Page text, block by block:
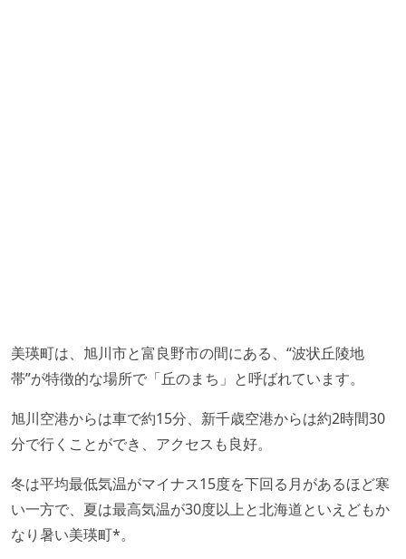
美瑛町は、旭川市と富良野市の間にある、“波状丘陵地
帯”が特徴的な場所で「丘のまち」と呼ばれています。
旭川空港からは車で約15分、新千歳空港からは約2時間30
分で行くことができ、アクセスも良好。
冬は平均最低気温がマイナス15度を下回る月があるほど寒
い一方で、夏は最高気温が30度以上と北海道といえどもか
なり暑い美瑛町*。